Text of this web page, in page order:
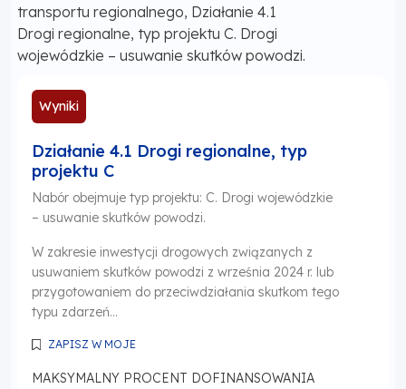
transportu regionalnego, Działanie 4.1
Drogi regionalne, typ projektu C. Drogi
wojewódzkie – usuwanie skutków powodzi.
Wyniki
Działanie 4.1 Drogi regionalne, typ
projektu C
Nabór obejmuje typ projektu: C. Drogi wojewódzkie
– usuwanie skutków powodzi.
W zakresie inwestycji drogowych związanych z
usuwaniem skutków powodzi z września 2024 r. lub
przygotowaniem do przeciwdziałania skutkom tego
typu zdarzeń...
ZAPISZ W MOJE
MAKSYMALNY PROCENT DOFINANSOWANIA